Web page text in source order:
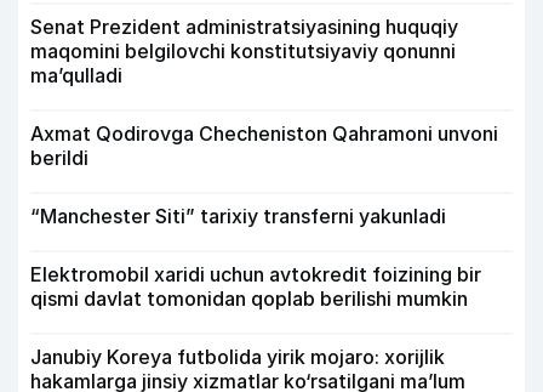
Senat Prezident administratsiyasining huquqiy
maqomini belgilovchi konstitutsiyaviy qonunni
ma’qulladi
Axmat Qodirovga Checheniston Qahramoni unvoni
berildi
“Manchester Siti” tarixiy transferni yakunladi
Elektromobil xaridi uchun avtokredit foizining bir
qismi davlat tomonidan qoplab berilishi mumkin
Janubiy Koreya futbolida yirik mojaro: xorijlik
hakamlarga jinsiy xizmatlar ko‘rsatilgani ma’lum